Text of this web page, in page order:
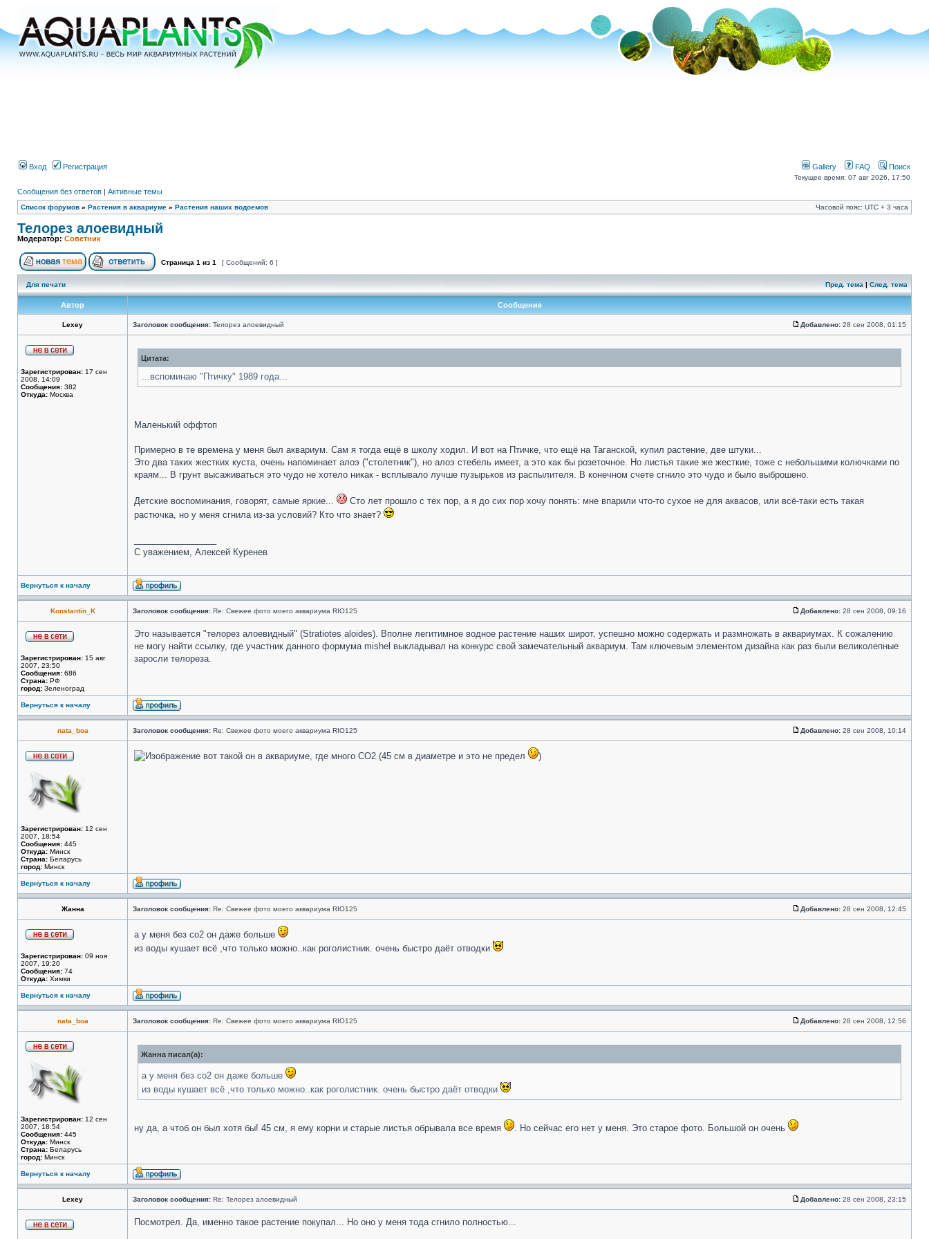
Вход Регистрация Gallery FAQ Поиск
Текущее время: 07 авг 2026, 17:50
Сообщения без ответов | Активные темы
Список форумов » Растения в аквариуме » Растения наших водоемов Часовой пояс: UTC + 3 часа
Телорез алоевидный
Модератор: Советник
Страница 1 из 1 [ Сообщений: 6 ]
Для печати Пред. тема | След. тема
Автор Сообщение
Lexey Заголовок сообщения: Телорез алоевидный Добавлено: 28 сен 2008, 01:15
Зарегистрирован: 17 сен
2008, 14:09
Сообщения: 382
Откуда: Москва
Цитата:
...вспоминаю "Птичку" 1989 года...
Маленький оффтоп
Примерно в те времена у меня был аквариум. Сам я тогда ещё в школу ходил. И вот на Птичке, что ещё на Таганской, купил растение, две штуки...
Это два таких жестких куста, очень напоминает алоэ ("столетник"), но алоэ стебель имеет, а это как бы розеточное. Но листья такие же жесткие, тоже с небольшими колючками по
краям... В грунт высаживаться это чудо не хотело никак - всплывало лучше пузырьков из распылителя. В конечном счете сгнило это чудо и было выброшено.
Детские воспоминания, говорят, самые яркие...
Сто лет прошло с тех пор, а я до сих пор хочу понять: мне впарили что-то сухое не для аквасов, или всё-таки есть такая
растючка, но у меня сгнила из-за условий? Кто что знает?
С уважением, Алексей Куренев
Вернуться к началу
Konstantin_K Заголовок сообщения: Re: Свежее фото моего аквариума RIO125 Добавлено: 28 сен 2008, 09:16
Зарегистрирован: 15 авг
2007, 23:50
Сообщения: 686
Страна: РФ
город: Зеленоград
Это называется "телорез алоевидный" (Stratiotes aloides). Вполне легитимное водное растение наших широт, успешно можно содержать и размножать в аквариумах. К сожалению
не могу найти ссылку, где участник данного формума mishel выкладывал на конкурс свой замечательный аквариум. Там ключевым элементом дизайна как раз были великолепные
заросли телореза.
Вернуться к началу
nata_boa Заголовок сообщения: Re: Свежее фото моего аквариума RIO125 Добавлено: 28 сен 2008, 10:14
Зарегистрирован: 12 сен
2007, 18:54
Сообщения: 445
Откуда: Минск
Страна: Беларусь
город: Минск
вот такой он в аквариуме, где много СО2 (45 см в диаметре и это не предел )
Вернуться к началу
Жанна Заголовок сообщения: Re: Свежее фото моего аквариума RIO125 Добавлено: 28 сен 2008, 12:45
Зарегистрирован: 09 ноя
2007, 19:20
Сообщения: 74
Откуда: Химки
а у меня без со2 он даже больше
из воды кушает всё ,что только можно..как роголистник. очень быстро даёт отводки
Вернуться к началу
nata_boa Заголовок сообщения: Re: Свежее фото моего аквариума RIO125 Добавлено: 28 сен 2008, 12:56
Зарегистрирован: 12 сен
2007, 18:54
Сообщения: 445
Откуда: Минск
Страна: Беларусь
город: Минск
Жанна писал(а):
а у меня без со2 он даже больше
из воды кушает всё ,что только можно..как роголистник. очень быстро даёт отводки
ну да, а чтоб он был хотя бы! 45 см, я ему корни и старые листья обрывала все время . Но сейчас его нет у меня. Это старое фото. Большой он очень
Вернуться к началу
Lexey Заголовок сообщения: Re: Телорез алоевидный Добавлено: 28 сен 2008, 23:15
Посмотрел. Да, именно такое растение покупал... Но оно у меня тода сгнило полностью...